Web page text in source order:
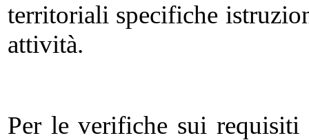
territoriali specifiche
attività.
Per le verifiche sui requisiti